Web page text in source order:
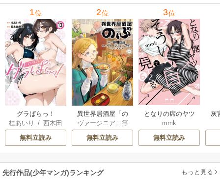
1位
グラぱらっ！
桂あいり
/西木田
景志
無料立読み
2位
異世界居酒屋「の
ぶ」
ヴァージニア二等
/ 蝉川夏哉
無料立読み
3位
となりの席のヤツ
がそういう目で見
てくる
mmk
無料立読み
灰
先行作品(少年マンガ)ランキング もっと見る